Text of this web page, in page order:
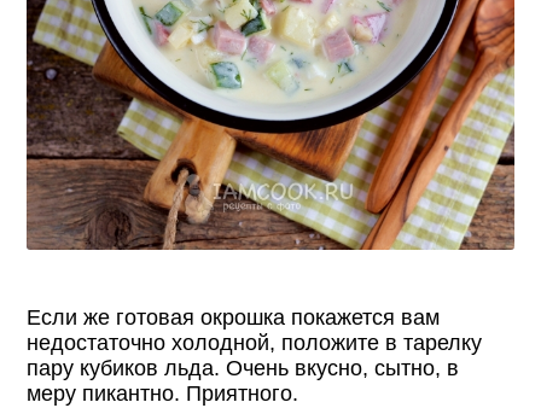
Если же готовая окрошка покажется вам
недостаточно холодной, положите в тарелку
пару кубиков льда. Очень вкусно, сытно, в
меру пикантно. Приятного.